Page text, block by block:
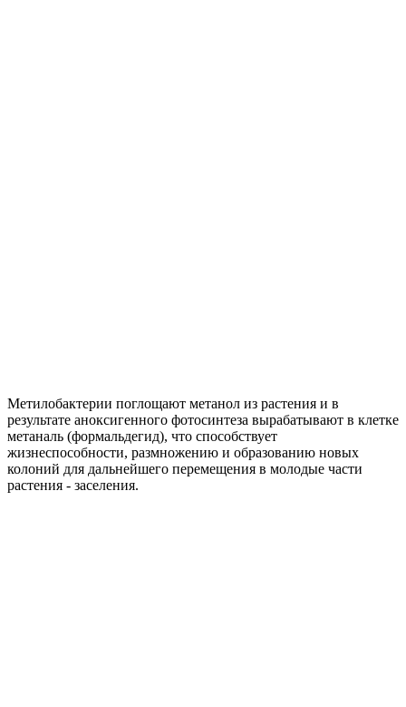
Метилобактерии поглощают метанол из растения и в
результате аноксигенного фотосинтеза вырабатывают в клетке
метаналь (формальдегид), что способствует
жизнеспособности, размножению и образованию новых
колоний для дальнейшего перемещения в молодые части
растения - заселения.